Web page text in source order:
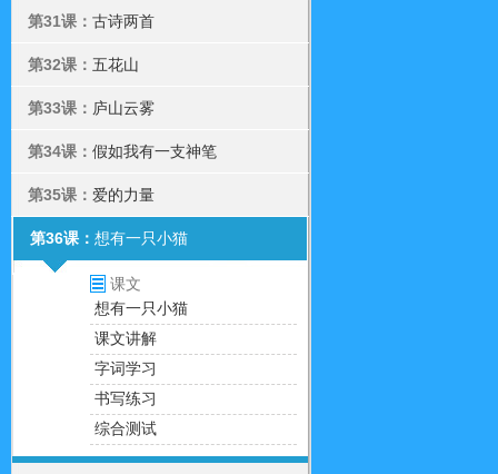
第31课： 古诗两首
第32课： 五花山
第33课： 庐山云雾
第34课： 假如我有一支神笔
第35课： 爱的力量
第36课： 想有一只小猫
课文
想有一只小猫
课文讲解
字词学习
书写练习
综合测试